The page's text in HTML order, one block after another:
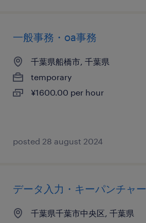
一般事務・oa事務
千葉県船橋市, 千葉県
temporary
¥1600.00 per hour
posted 28 august 2024
データ入力・キーパンチャー
千葉県千葉市中央区, 千葉県